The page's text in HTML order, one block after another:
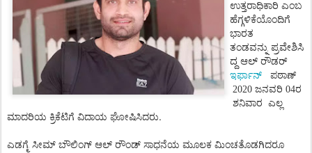
ಉತ್ತರಾಧಿಕಾರಿ ಎಂಬ
ಹೆಗ್ಗಳಿಕೆಯೊಂದಿಗೆ
ಭಾರತ
ತಂಡವನ್ನು ಪ್ರವೇಶಿಸಿ
ದ್ದ ಆಲ್ ರೌಡರ್
ಇರ್ಫಾನ್
ಪಠಾಣ್
2020 ಜನವರಿ 04ರ
ಶನಿವಾರ ಎಲ್ಲ
ಮಾದರಿಯ ಕ್ರಿಕೆಟಿಗೆ ವಿದಾಯ ಘೋಷಿಸಿದರು.
ಎಡಗೈ ಸೀಮ್ ಬೌಲಿಂಗ್ ಆಲ್ ರೌಂಡ್ ಸಾಧನೆಯ ಮೂಲಕ ಮಿಂಚತೊಡಗಿದರೂ